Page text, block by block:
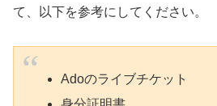
て、以下を参考にしてください。
Adoのライブチケット